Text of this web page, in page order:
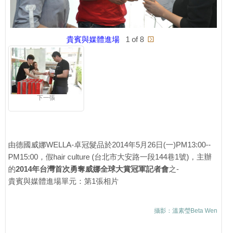
貴賓與媒體進場1 of 8
下一張
由德國威娜WELLA-卓冠髮品於2014年5月26日(一)PM13:00--
PM15:00，假hair culture (台北市大安路一段144巷1號)，主辦
的2014年台灣首次勇奪威娜全球大賞冠軍記者會之-
貴賓與媒體進場單元：第1張相片
攝影：溫素瑩Beta Wen